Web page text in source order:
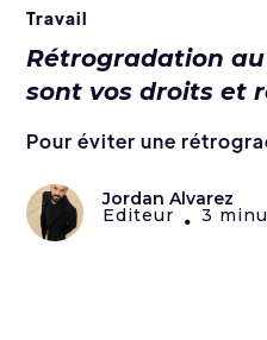
Travail
Rétrogradation
sont vos droits et
Pour éviter une
Jordan Alvarez
Editeur • 3